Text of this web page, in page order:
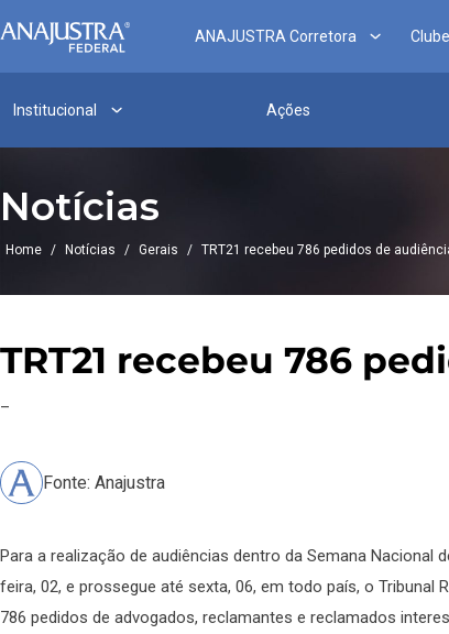
ANAJUSTRA Corretora
Institucional Ações
Notícias
Home / Notícias / Gerais / TRT21 recebeu 786 pedidos de
TRT21 recebeu 786
–
Fonte: Anajustra
Para a realização de audiências dentro da Semana Nacional
feira, 02, e prossegue até sexta, 06, em todo país, o Tribunal
786 pedidos de advogados, reclamantes e reclamados